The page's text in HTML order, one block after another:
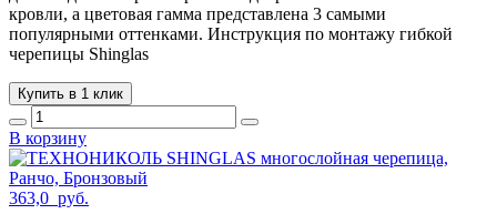
кровли, а цветовая гамма представлена 3 самыми
популярными оттенками. Инструкция по монтажу гибкой
черепицы Shinglas
Купить в 1 клик
В корзину
363,0 руб.